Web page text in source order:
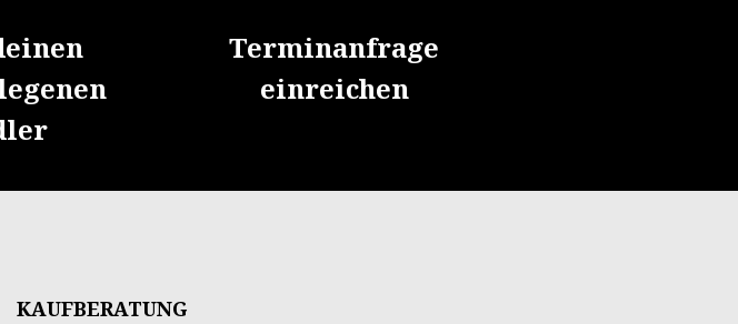
Terminanfrage
einreichen
KAUFBERATUNG